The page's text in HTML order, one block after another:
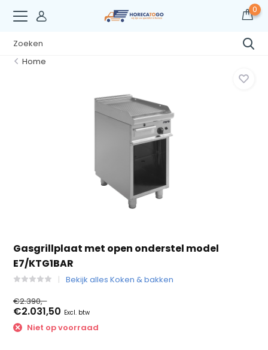
0
Home
Gasgrillplaat met open onderstel model
E7/KTG1BAR
Bekijk alles Koken & bakken
€2.390,-
€2.031,50 Excl. btw
Niet op voorraad